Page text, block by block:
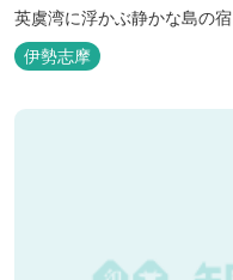
英虞湾に浮かぶ静かな島の宿
伊勢志摩